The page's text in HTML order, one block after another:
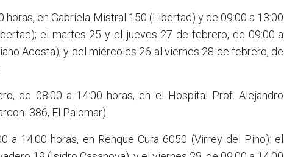
en Gabriela Mistral 150 (Libertad) y de 09:00 a 13:00
el martes 25 y el jueves 27 de febrero, de 09:00 a
Acosta); y del miércoles 26 al viernes 28 de febrero, de
de 08:00 a 14:00 horas, en el Hospital Prof. Alejandro
386, El Palomar).
14.00 horas, en Renque Cura 6050 (Virrey del Pino): el